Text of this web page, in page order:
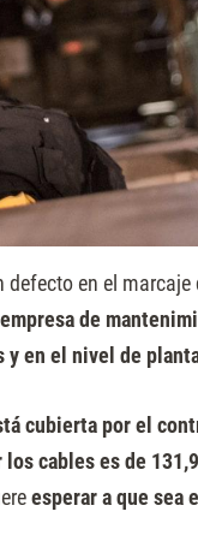
en el marcaje
de
y en el nivel de
cubierta por el
cables es de
esperar a que sea